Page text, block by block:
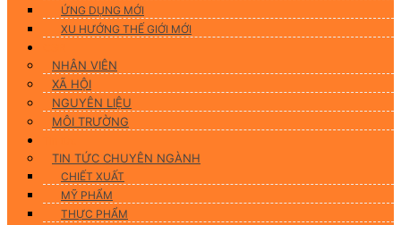
ỨNG DỤNG MỚI
XU HƯỚNG THẾ GIỚI MỚI
NHÂN VIÊN
XÃ HỘI
NGUYÊN LIỆU
MÔI TRƯỜNG
TIN TỨC CHUYÊN NGÀNH
CHIẾT XUẤT
MỸ PHẨM
THỰC PHẨM